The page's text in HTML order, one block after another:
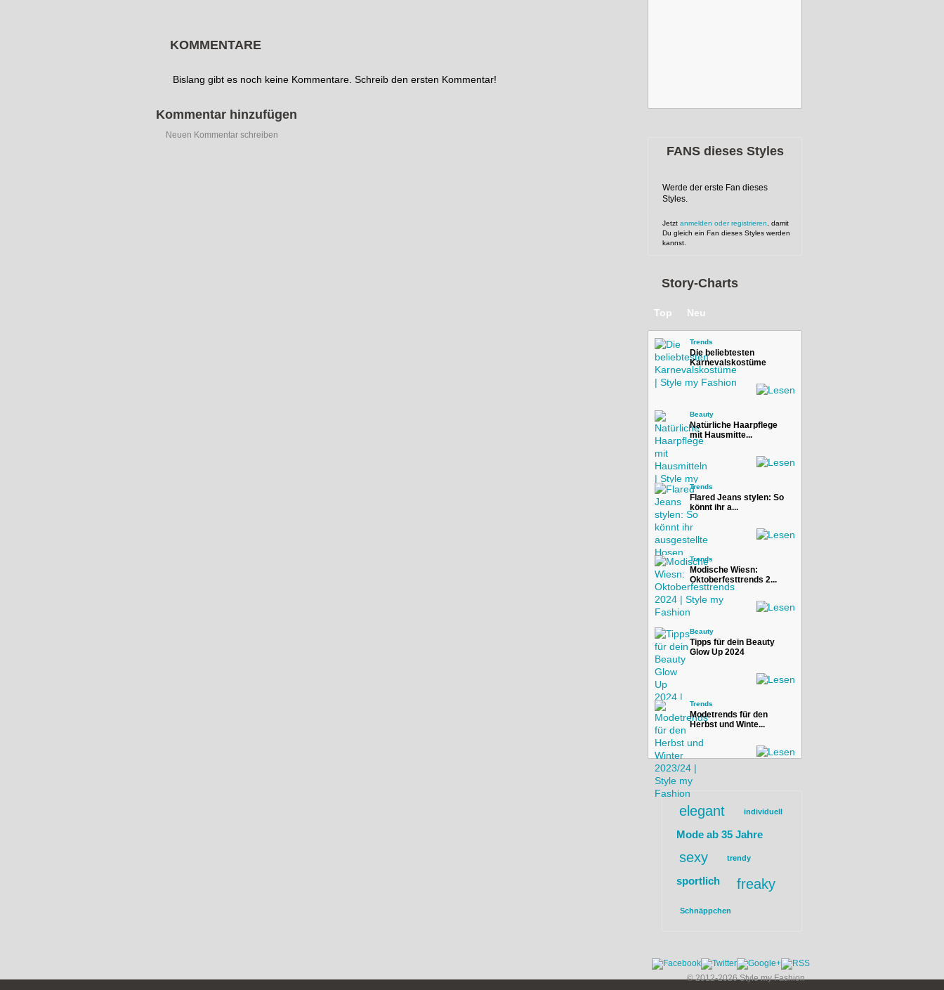
KOMMENTARE
Bislang gibt es noch keine Kommentare. Schreib den ersten Kommentar!
Kommentar hinzufügen
Neuen Kommentar schreiben
FANS dieses Styles
Werde der erste Fan dieses
Styles.
Jetzt anmelden oder registrieren , damit
Du gleich ein Fan dieses Styles werden
kannst.
Story-Charts
Top Neu
Trends
Die beliebtesten
Karnevalskostüme
Beauty
Natürliche Haarpflege
mit Hausmitte...
Trends
Flared Jeans stylen: So
könnt ihr a...
Trends
Modische Wiesn:
Oktoberfesttrends 2...
Beauty
Tipps für dein Beauty
Glow Up 2024
Trends
Modetrends für den
Herbst und Winte...
elegant individuell
Mode ab 35 Jahre
sexy trendy
sportlich freaky
Schnäppchen
© 2012-2026 Style my Fashion